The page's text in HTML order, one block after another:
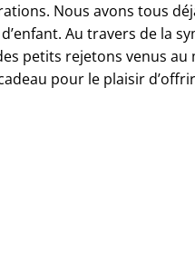
Nous avons tous
Au travers de la
petits rejetons venus au
pour le plaisir